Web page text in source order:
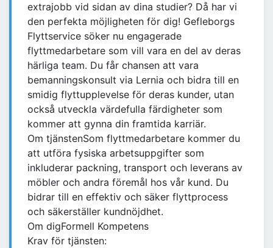
extrajobb vid sidan av dina studier? Då har vi
den perfekta möjligheten för dig! Gefleborgs
Flyttservice söker nu engagerade
flyttmedarbetare som vill vara en del av deras
härliga team. Du får chansen att vara
bemanningskonsult via Lernia och bidra till en
smidig flyttupplevelse för deras kunder, utan
också utveckla värdefulla färdigheter som
kommer att gynna din framtida karriär.
Om tjänstenSom flyttmedarbetare kommer du
att utföra fysiska arbetsuppgifter som
inkluderar packning, transport och leverans av
möbler och andra föremål hos vår kund. Du
bidrar till en effektiv och säker flyttprocess
och säkerställer kundnöjdhet.
Om digFormell Kompetens
Krav för tjänsten: